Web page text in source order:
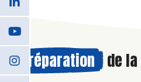
Préparation de la